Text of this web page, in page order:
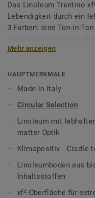
Das Linoleum Trentino
Lebendigkeit durch ein
3 Farben: eine Ton-in-
Bodenbelagslösungen
einzigartigen xf²-
extreme
kostengünstige Pflege
Das Linoleum Trentino
unserer Auswahl
und kann sogar noch
Trentino xf² verlässt
Rohstoffgewinnung,
Mehr anzeigen
HAUPTMERKMALE
Made in Italy
Circular Selection
Linoleum mit
matter Optik
Klimapositiv - Cradle
Linoleumboden aus
Inhaltsstoffen
xf²-Oberfläche für